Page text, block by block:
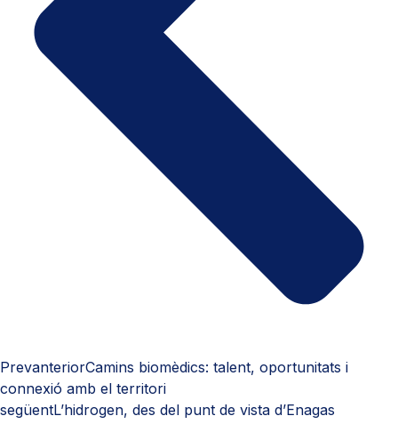
PrevanteriorCamins biomèdics: talent, oportunitats i
connexió amb el territori
següentL’hidrogen, des del punt de vista d’Enagas